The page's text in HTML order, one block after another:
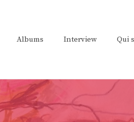
Albums Interview Qui